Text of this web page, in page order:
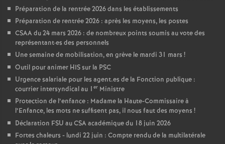
Préparation de la rentrée 2026 dans les établissements
Préparation de rentrée 2026 : après les moyens, les postes
CSAA du 24 mars 2026 : de nombreux points soumis au vote des
représentant·es des personnels
Une semaine de mobilisation, en grève le mardi 31 mars !
Outil pour animer HIS sur la PSC
Urgence salariale pour les agent.es de la Fonction publique :
courrier intersyndical au 1 er Ministre
Protection de l’enfance : Madame la Haute-Commissaire à
l’Enfance, les mots ne suffisent pas, il nous faut des moyens !
Déclaration FSU au CSA académique du 18 juin 2026
Fortes chaleurs - lundi 22 juin : Compte rendu de la multilatérale